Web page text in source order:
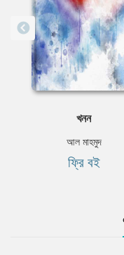
খনন
আল মাহমুদ
ফ্রি বই